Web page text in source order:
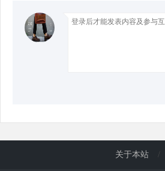
关于本站 /